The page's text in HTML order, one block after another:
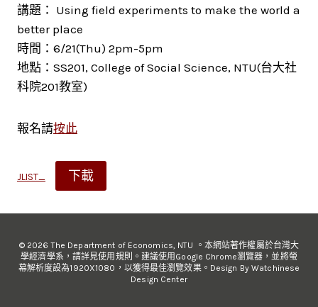
講題： Using field experiments to make the world a
better place
時間：6/21(Thu) 2pm-5pm
地點：SS201, College of Social Science, NTU(台大社
科院201教室)
報名請按此
JLIST_ 下載
© 2026 The Department of Economics, NTU 。本網站著作權屬於台灣大
學經濟學系，請詳見使用規則。建議使用Google Chrome瀏覽器，並將螢
幕解析度設為1920X1080，以獲得最佳瀏覽效果。Design By Watchinese
Design Center